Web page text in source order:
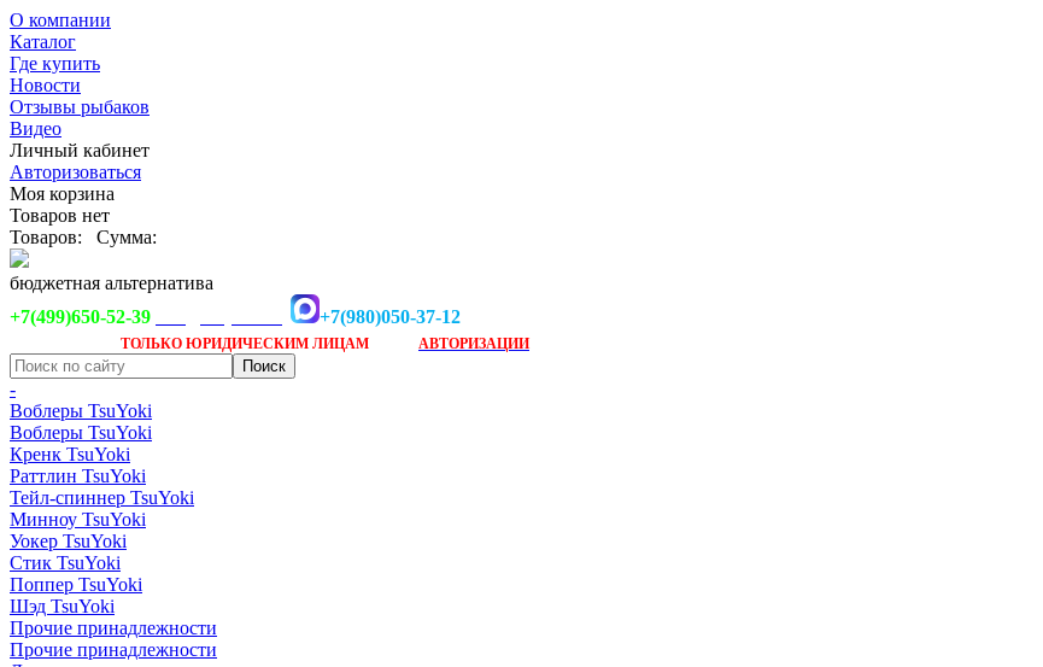
О компании
Каталог
Где купить
Новости
Отзывы рыбаков
Видео
Личный кабинет
Авторизоваться
Моя корзина
Товаров нет
Товаров:
Сумма:
бюджетная альтернатива
+7(499)650-52-39
+7(980)050-37-12
ТОЛЬКО ЮРИДИЧЕСКИМ ЛИЦАМ АВТОРИЗАЦИИ
-
Воблеры TsuYoki
Воблеры TsuYoki
Кренк TsuYoki
Раттлин TsuYoki
Тейл-спиннер TsuYoki
Минноу TsuYoki
Уокер TsuYoki
Стик TsuYoki
Поппер TsuYoki
Шэд TsuYoki
Прочие принадлежности
Прочие принадлежности